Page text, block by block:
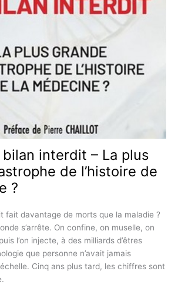
bilan interdit – La plus
de l’histoire de
?
fait davantage de morts que la maladie ?
s’arrête. On confine, on muselle, on
l’on injecte, à des milliards d’êtres
que personne n’avait jamais
Cinq ans plus tard, les chiffres sont